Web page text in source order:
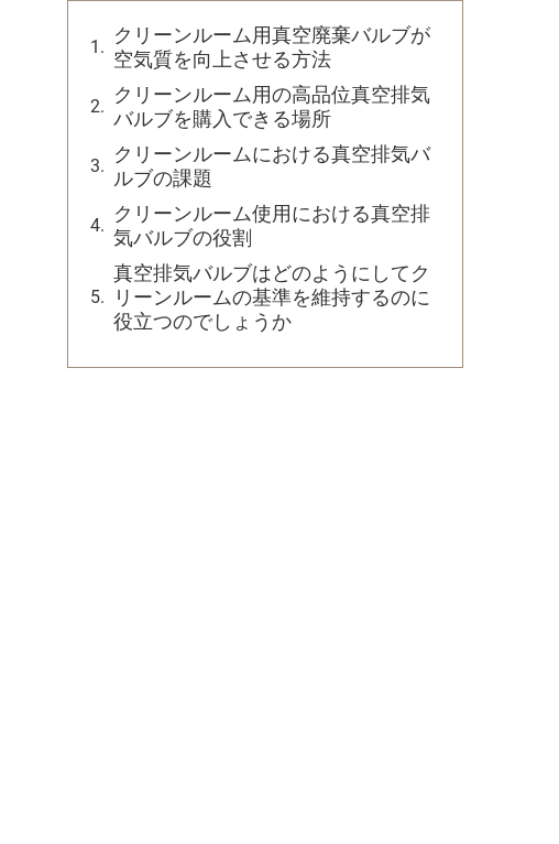
クリーンルーム用真空廃棄バルブが
空気質を向上させる方法
クリーンルーム用の高品位真空排気
バルブを購入できる場所
クリーンルームにおける真空排気バ
ルブの課題
クリーンルーム使用における真空排
気バルブの役割
真空排気バルブはどのようにしてク
リーンルームの基準を維持するのに
役立つのでしょうか